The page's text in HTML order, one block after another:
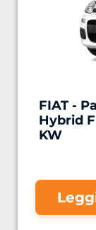
FIAT -
Hybrid
KW